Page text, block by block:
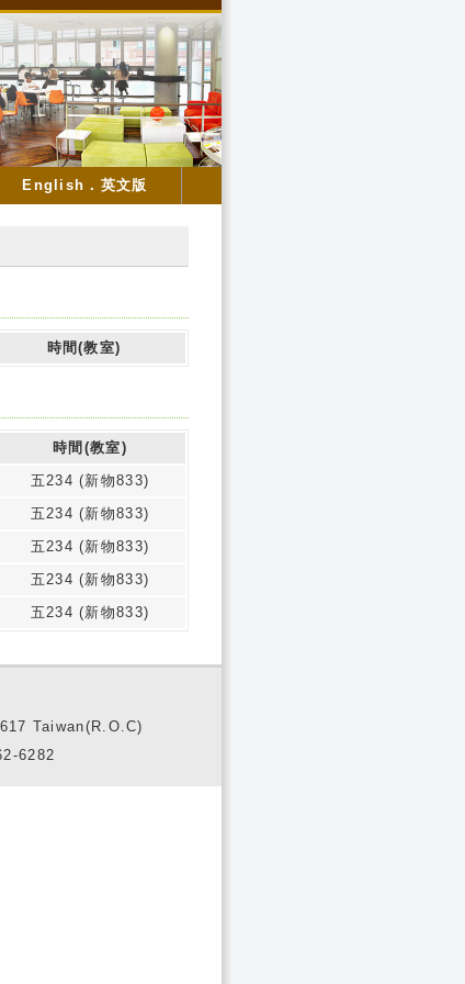
English．英文版
時間(教室)
時間(教室)
五234 (新物833)
五234 (新物833)
五234 (新物833)
五234 (新物833)
五234 (新物833)
Taiwan(R.O.C)
6282